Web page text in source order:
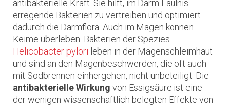
antibakterielle Kraft. Sie hilft, im Darm Fäulnis
erregende Bakterien zu vertreiben und optimiert
dadurch die Darmflora. Auch im Magen können
Keime überleben. Bakterien der Spezies
Helicobacter pylori leben in der Magenschleimhaut
und sind an den Magenbeschwerden, die oft auch
mit Sodbrennen einhergehen, nicht unbeteiligt. Die
antibakterielle Wirkung von Essigsäure ist eine
der wenigen wissenschaftlich belegten Effekte von